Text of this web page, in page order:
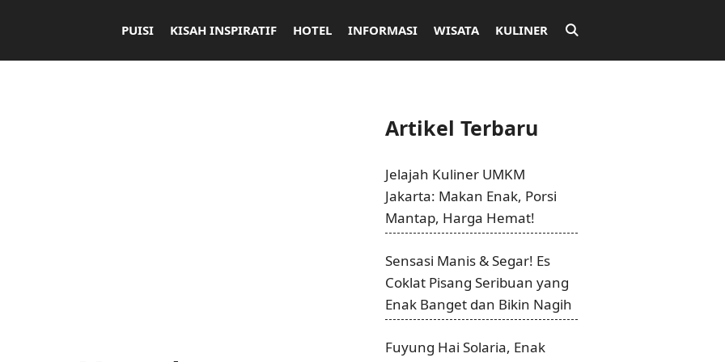
PUISI KISAH INSPIRATIF HOTEL INFORMASI WISATA KULINER
Artikel Terbaru
Jelajah Kuliner UMKM
Jakarta: Makan Enak, Porsi
Mantap, Harga Hemat!
Sensasi Manis & Segar! Es
Coklat Pisang Seribuan yang
Enak Banget dan Bikin Nagih
Fuyung Hai Solaria, Enak